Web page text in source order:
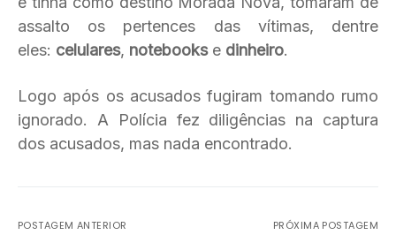
assalto os pertences das vítimas, dentre
eles: celulares, notebookse dinheiro.
Logo após os acusados fugiram tomando rumo
ignorado. A Polícia fez diligências na captura
dos acusados, mas nada encontrado.
POSTAGEM ANTERIOR PRÓXIMA POSTAGEM